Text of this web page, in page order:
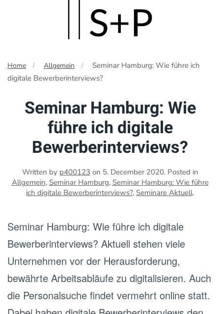
main
content
Home Allgemein
Seminar Hamburg: Wie führe ich
digitale Bewerberinterviews?
Seminar Hamburg: Wie
führe ich digitale
Bewerberinterviews?
Written by p400123 on 5. December 2020. Posted in
Allgemein, Seminar Hamburg, Seminar Hamburg: Wie führe
ich digitale Bewerberinterviews?, Seminare Aktuell.
Seminar Hamburg: Wie führe ich digitale
Bewerberinterviews? Aktuell stehen viele
Unternehmen vor der Herausforderung,
bewährte Arbeitsabläufe zu digitalisieren. Auch
die Personalsuche findet vermehrt online statt.